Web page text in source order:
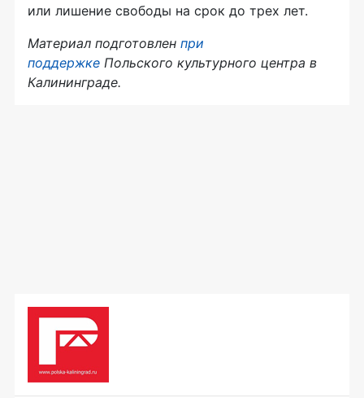
или лишение свободы на срок до трех лет.
Материал подготовлен при
поддержке Польского культурного центра в
Калининграде.